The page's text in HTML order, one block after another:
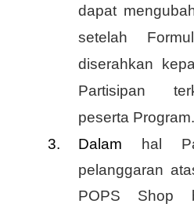
dapat
setelah
diserahkan
Partisipan
peserta Program.
Dalam
hal
pelanggaran
POPS Shop